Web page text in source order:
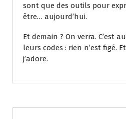
sont que des outils pour
être… aujourd’hui.
Et demain ? On verra. C’est
leurs codes : rien n’est figé.
j’adore.